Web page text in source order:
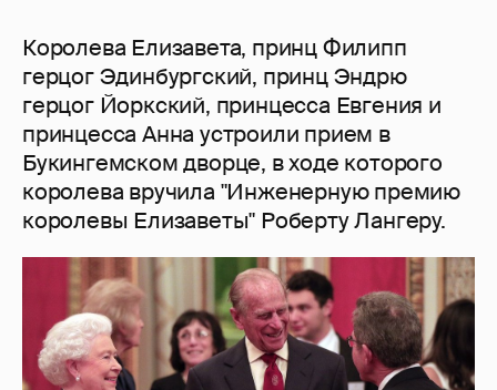
Королева Елизавета, принц Филипп
герцог Эдинбургский, принц Эндрю
герцог Йоркский, принцесса Евгения и
принцесса Анна устроили прием в
Букингемском дворце, в ходе которого
королева вручила "Инженерную премию
королевы Елизаветы" Роберту Лангеру.